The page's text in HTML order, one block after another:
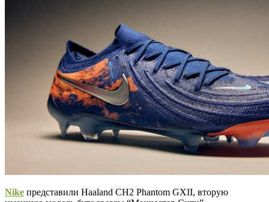
Nike представили Haaland CH2 Phantom GXII, вторую